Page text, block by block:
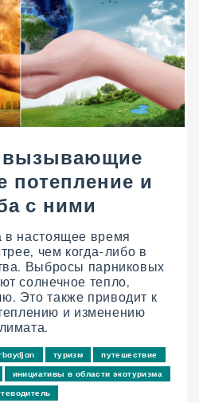
вызывающие
потепление и
с ними
в настоящее время
чем когда-либо в
Выбросы парниковых
солнечное тепло,
Это также приводит к
и изменению
туризм
путешествие
инициативы в области экотуризма